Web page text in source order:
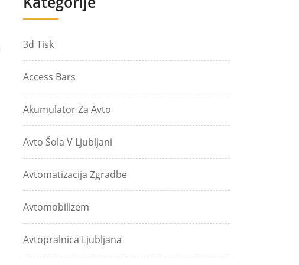
3d Tisk
Access Bars
Akumulator Za Avto
Avto Šola V Ljubljani
Avtomatizacija Zgradbe
Avtomobilizem
Avtopralnica Ljubljana